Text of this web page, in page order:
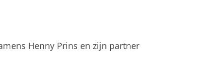
Henny Prins en zijn partner